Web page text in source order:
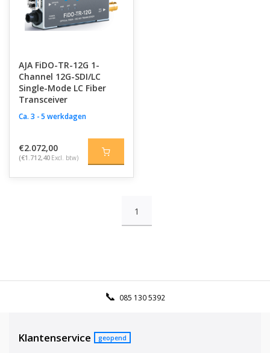
AJA FiDO-TR-12G 1-
Channel 12G-SDI/LC
Single-Mode LC Fiber
Transceiver
Ca. 3 - 5 werkdagen
€2.072,00
(€1.712,40 Excl. btw)
1
085 130 5392
Klantenservice geopend